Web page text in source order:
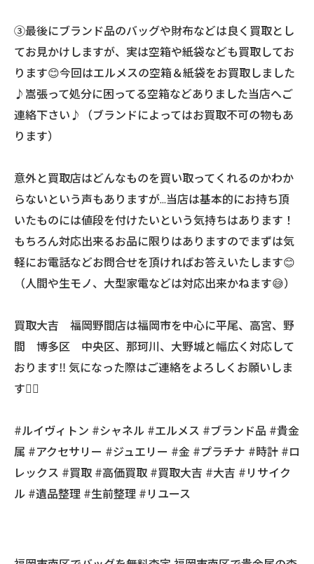
③最後にブランド品のバッグや財布などは良く買取とし
てお見かけしますが、実は空箱や紙袋なども買取してお
ります😊今回はエルメスの空箱＆紙袋をお買取しました
♪嵩張って処分に困ってる空箱などありました当店へご
連絡下さい♪（ブランドによってはお買取不可の物もあ
ります）
意外と買取店はどんなものを買い取ってくれるのかわか
らないという声もありますが…当店は基本的にお持ち頂
いたものには値段を付けたいという気持ちはあります！
もちろん対応出来るお品に限りはありますのでまずは気
軽にお電話などお問合せを頂ければお答えいたします😊
（人間や生モノ、大型家電などは対応出来かねます😅）
買取大吉 福岡野間店は福岡市を中心に平尾、高宮、野
間 博多区 中央区、那珂川、大野城と幅広く対応して
おります‼️ 気になった際はご連絡をよろしくお願いしま
す🙇‍♂️
#ルイヴィトン #シャネル #エルメス #ブランド品 #貴金
属 #アクセサリー #ジュエリー #金 #プラチナ #時計 #ロ
レックス #買取 #高価買取 #買取大吉 #大吉 #リサイク
ル #遺品整理 #生前整理 #リユース